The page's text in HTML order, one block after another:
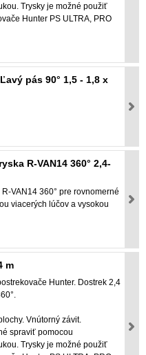
Trysky je možné použiť
Hunter PS ULTRA, PRO
pás 90° 1,5 - 1,8 x
R-VAN14 360° 2,4-
VAN14 360° pre rovnomerné
viacerých lúčov a vysokou
m
Hunter. Dostrek 2,4
Vnútorný závit.
spraviť pomocou
Trysky je možné použiť